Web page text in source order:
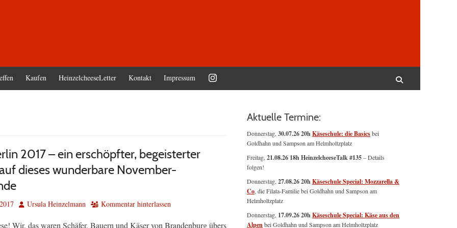
Kaufen HeinzelcheeseLetter Kontakt Impressum
2017 – ein erschöpfter, begeisterter
dieses wunderbare November-
AutorUrsula Heinzelmann Kommentar hinterlassen
Wir, das waren Schäfer, Bauern und Käser von Brandenburg übers
Aktuelle Termine:
Donnerstag, 30.07.26 20hKäseschule: die Basicsbei
Goldhahn und Sampson am Helmholtzplatz
Freitag, 21.08.26 18h HeinzelcheeseTalk #135– Details
folgen!
Donnerstag, 27.08.26 20hKäseschule Special: Mozzarella &
Co , die Filata-Familie bei Goldhahn und Sampson am
Helmholtzplatz
Donnerstag, 17.09.26 20hKäseschule Special: Käse aus den
Alpenbei Goldhahn und Sampson am Helmholtzplatz